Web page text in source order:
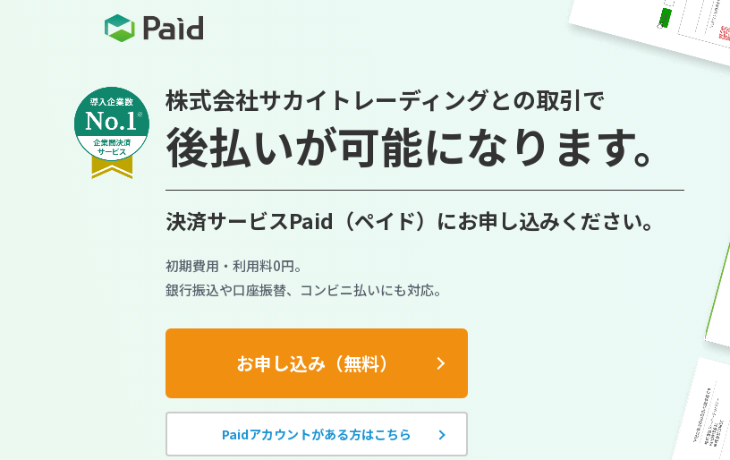
株式会社サカイトレーディングとの取引で
後払いが可能になります。
決済サービスPaid（ペイド）にお申し込みください。
初期費用・利用料0円。
銀行振込や口座振替、コンビニ払いにも対応。
お申し込み（無料）
Paidアカウントがある方はこちら